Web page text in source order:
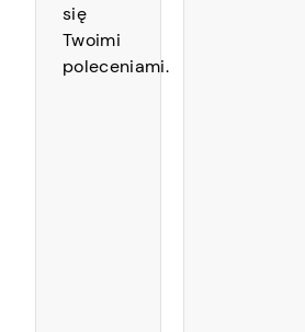
się
Twoimi
poleceniami.